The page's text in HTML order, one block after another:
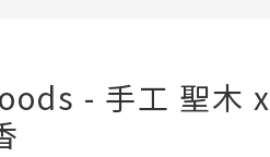
- 手工 聖木 x